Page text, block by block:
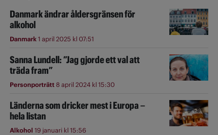
Danmark ändrar åldersgränsen för
alkohol
Danmark1 april 2025 kl 07:51
Sanna Lundell: ”Jag gjorde ett val att
träda fram”
Personporträtt8 april 2024 kl 15:30
Länderna som dricker mest i Europa –
hela listan
Alkohol 19 januari kl 15:56